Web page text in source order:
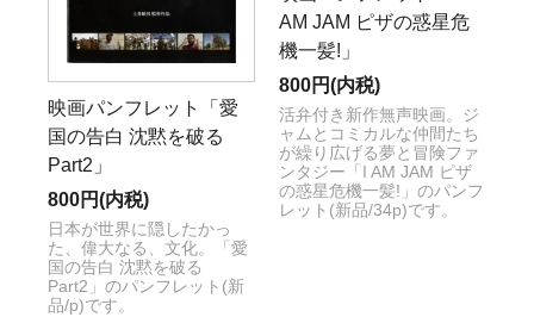
映画パンフレット「愛
国の告白 沈黙を破る
Part2」
800円(内税)
日本が世界に隠したかっ
た、偉大なる、文化。「愛
国の告白 沈黙を破る
Part2」のパンフレット(新
品/p)です。
AM JAM ピザの惑星危
機一髪!」
800円(内税)
活弁付き新作無声映画。ジ
ャムとコミカルな仲間たち
が繰り広げる夢と冒険ファ
ンタジー「I AM JAM ピザ
の惑星危機一髪!」のパンフ
レット(新品/34p)です。